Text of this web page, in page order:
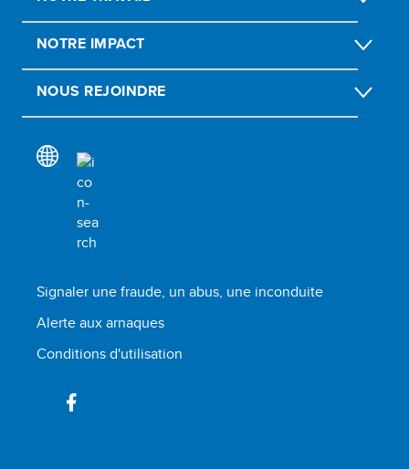
NOTRE IMPACT
NOUS REJOINDRE
Signaler une fraude, un abus, une inconduite
Alerte aux arnaques
Conditions d'utilisation